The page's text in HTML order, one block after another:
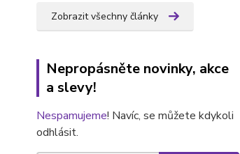
Zobrazit všechny články
Nepropásněte novinky, akce
a slevy!
Nespamujeme! Navíc, se můžete kdykoli
odhlásit.